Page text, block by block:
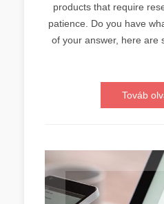
products that require
patience. Do you have
of your answer, here are
Továb